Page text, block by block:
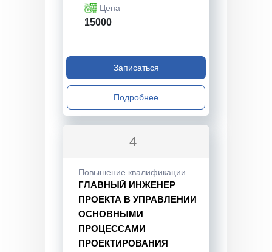
Цена
15000
Записаться
Подробнее
4
Повышение квалификации
ГЛАВНЫЙ ИНЖЕНЕР
ПРОЕКТА В УПРАВЛЕНИИ
ОСНОВНЫМИ
ПРОЦЕССАМИ
ПРОЕКТИРОВАНИЯ